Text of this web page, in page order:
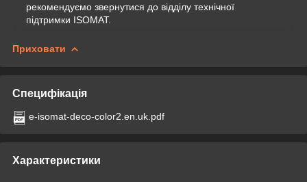
рекомендуємо звернутися до відділу технічної
підтримки ISOMAT.
Приховати
Специфікація
e-isomat-deco-color2.en.uk.pdf
Характеристики